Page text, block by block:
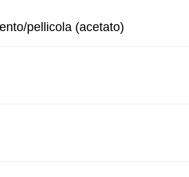
pellicola (acetato)